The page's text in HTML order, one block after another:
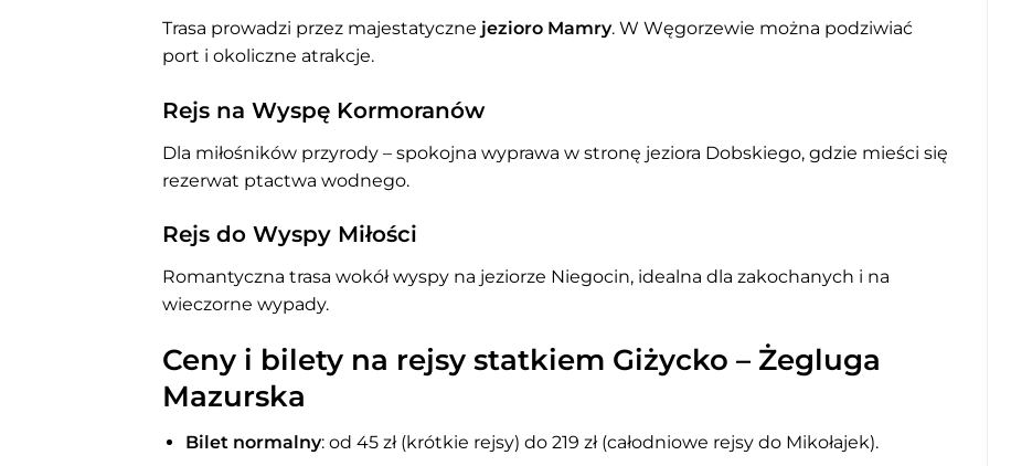
Trasa prowadzi przez majestatyczne jezioro Mamry. W Węgorzewie można podziwiać
port i okoliczne atrakcje.
Rejs na Wyspę Kormoranów
Dla miłośników przyrody – spokojna wyprawa w stronę jeziora Dobskiego, gdzie mieści się
rezerwat ptactwa wodnego.
Rejs do Wyspy Miłości
Romantyczna trasa wokół wyspy na jeziorze Niegocin, idealna dla zakochanych i na
wieczorne wypady.
Ceny i bilety na rejsy statkiem Giżycko – Żegluga
Mazurska
Bilet normalny: od 45 zł (krótkie rejsy) do 219 zł (całodniowe rejsy do Mikołajek).